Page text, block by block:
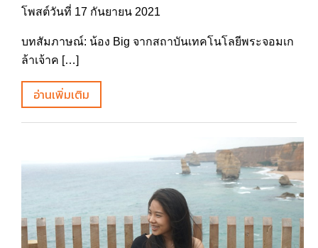
โพสต์วันที่ 17 กันยายน 2021
บทสัมภาษณ์: น้อง Big จากสถาบันเทคโนโลยีพระจอมเก
ล้าเจ้าค […]
อ่านเพิ่มเติม